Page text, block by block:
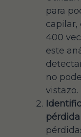
para
capilar,
400
este
no
vistazo.